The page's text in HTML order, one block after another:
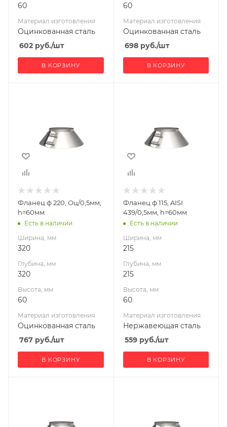
60
Материал изготовления
Оцинкованная сталь
602 руб./шт
В КОРЗИНУ
60
Материал изготовления
Оцинкованная сталь
698руб./шт
В КОРЗИНУ
Высота, мм
60
Материал
Оцинкованная
сталь
Диаметр дымохода,
220
УМК
Фланец ф 220, Оц/0,5мм,
h=60мм
Есть в наличии
Ширина, мм
320
Глубина, мм
320
Высота, мм
60
Материал изготовления
Оцинкованная сталь
767 руб./шт
В КОРЗИНУ
Высота, мм
60
Материал
Нержавеющая
сталь
Диаметр дымохода,
115
УМК
Фланец ф 115, AISI
439/0,5мм, h=60мм
Есть в наличии
Ширина, мм
215
Глубина, мм
215
Высота, мм
60
Материал изготовления
Нержавеющая сталь
559руб./шт
В КОРЗИНУ